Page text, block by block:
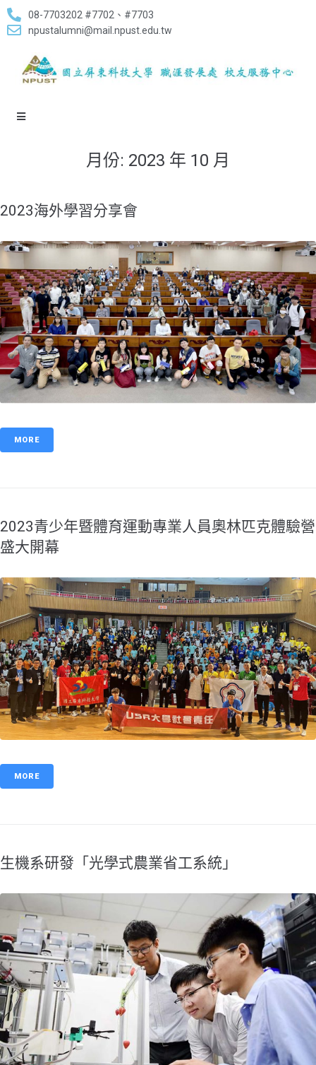
08-7703202 #7702、#7703
npustalumni@mail.npust.edu.tw
月份: 2023 年 10 月
2023海外學習分享會
MORE
2023青少年暨體育運動專業人員奧林匹克體驗營
盛大開幕
MORE
生機系研發「光學式農業省工系統」